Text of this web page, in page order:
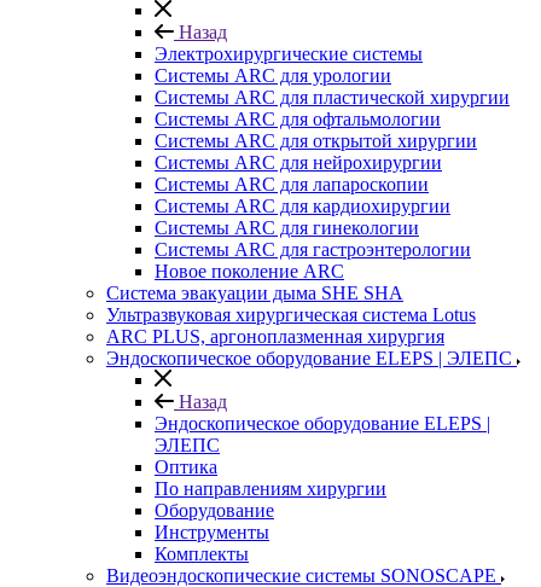
Назад
Электрохирургические системы
Системы ARC для урологии
Системы ARC для пластической хирургии
Системы ARC для офтальмологии
Системы ARC для открытой хирургии
Системы ARC для нейрохирургии
Системы ARC для лапароскопии
Системы ARC для кардиохирургии
Системы ARC для гинекологии
Системы ARC для гастроэнтерологии
Новое поколение ARC
Система эвакуации дыма SHE SHA
Ультразвуковая хирургическая система Lotus
ARC PLUS, аргоноплазменная хирургия
Эндоскопическое оборудование ELEPS | ЭЛЕПС
Назад
Эндоскопическое оборудование ELEPS |
ЭЛЕПС
Оптика
По направлениям хирургии
Оборудование
Инструменты
Комплекты
Видеоэндоскопические системы SONOSCAPE